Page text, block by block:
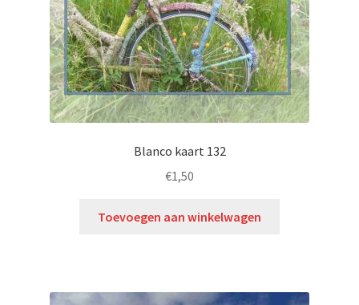
Blanco kaart 132
€1,50
Toevoegen aan winkelwagen